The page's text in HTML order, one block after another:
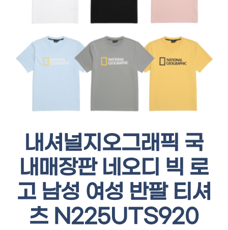
내셔널지오그래픽 국
내매장판 네오디 빅 로
고 남성 여성 반팔 티셔
츠 N225UTS920